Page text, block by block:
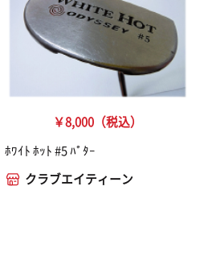
￥8,000（税込）
ﾎﾜｲﾄ ﾎｯﾄ #5 ﾊﾟﾀｰ
クラブエイティーン